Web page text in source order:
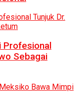
Profesional
Sebagai